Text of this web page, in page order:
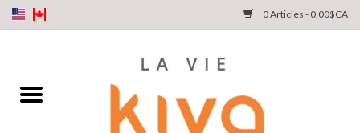
0 Articles - 0,00$CA